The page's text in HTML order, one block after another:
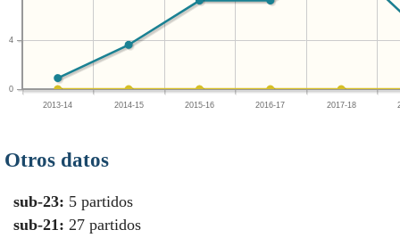
2013-14 2014-15 2015-16 2016-17 2017-18
0
4
Otros datos
sub-23: 5 partidos
sub-21: 27 partidos